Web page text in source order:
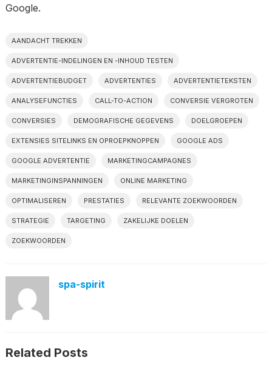
Google.
AANDACHT TREKKEN
ADVERTENTIE-INDELINGEN EN -INHOUD TESTEN
ADVERTENTIEBUDGET ADVERTENTIES ADVERTENTIETEKSTEN
ANALYSEFUNCTIES CALL-TO-ACTION CONVERSIE VERGROTEN
CONVERSIES DEMOGRAFISCHE GEGEVENS DOELGROEPEN
EXTENSIES SITELINKS EN OPROEPKNOPPEN GOOGLE ADS
GOOGLE ADVERTENTIE MARKETINGCAMPAGNES
MARKETINGINSPANNINGEN ONLINE MARKETING
OPTIMALISEREN PRESTATIES RELEVANTE ZOEKWOORDEN
STRATEGIE TARGETING ZAKELIJKE DOELEN
ZOEKWOORDEN
spa-spirit
Related Posts